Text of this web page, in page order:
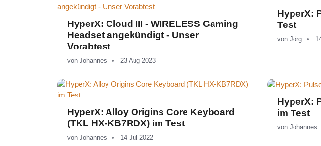
HyperX: Cloud III - WIRELESS Gaming
Headset angekündigt - Unser
Vorabtest
von Johannes 23 Aug 2023
HyperX:
Test
von Jörg
HyperX: Alloy Origins Core Keyboard
(TKL HX-KB7RDX) im Test
von Johannes 14 Jul 2022
HyperX:
im Test
von Johannes